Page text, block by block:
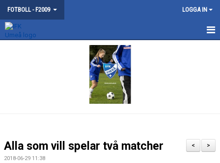
FOTBOLL - F2009 LOGGA IN
>
<
Alla som vill spelar två matcher
2018-06-29 11:38